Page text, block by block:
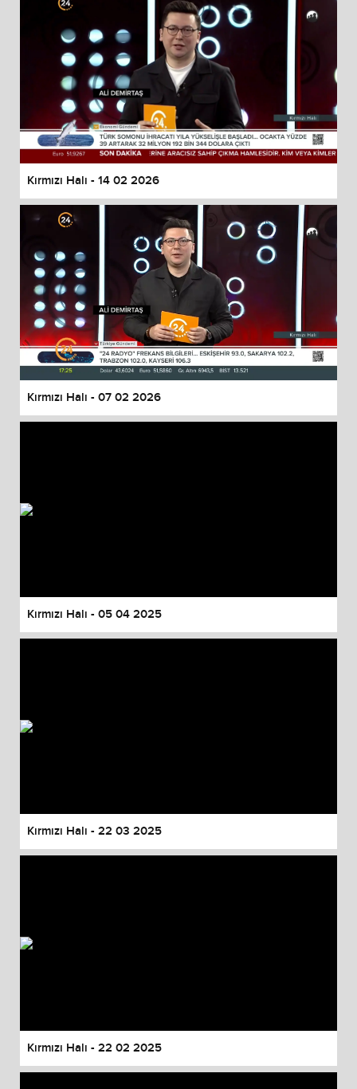
Kırmızı Halı - 14 02 2026
Kırmızı Halı - 07 02 2026
Kırmızı Halı - 05 04 2025
Kırmızı Halı - 22 03 2025
Kırmızı Halı - 22 02 2025